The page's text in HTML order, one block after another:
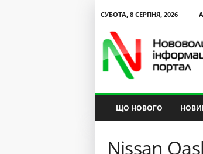
СУБОТА, 8 СЕРПНЯ, 2026
ЩО НОВОГО
Nissan